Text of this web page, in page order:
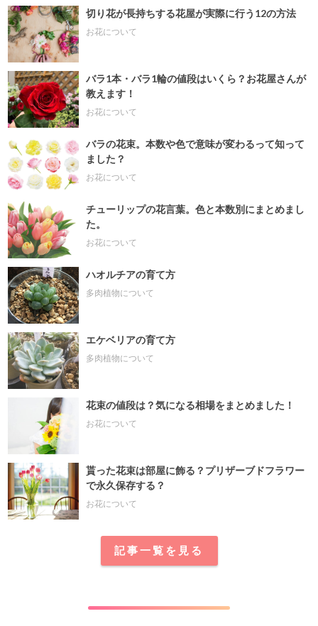
切り花が長持ちする花屋が実際に行う12の方法
お花について
バラ1本・バラ1輪の値段はいくら？お花屋さんが
教えます！
お花について
バラの花束。本数や色で意味が変わるって知って
ました？
お花について
チューリップの花言葉。色と本数別にまとめまし
た。
お花について
ハオルチアの育て方
多肉植物について
エケベリアの育て方
多肉植物について
花束の値段は？気になる相場をまとめました！
お花について
貰った花束は部屋に飾る？プリザーブドフラワー
で永久保存する？
お花について
記事一覧を見る